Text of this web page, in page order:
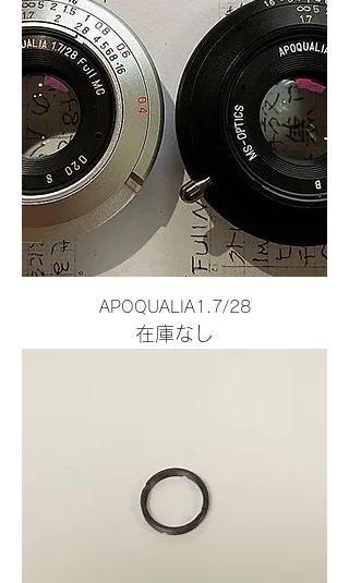
APOQUALIA1.7/28
在庫なし